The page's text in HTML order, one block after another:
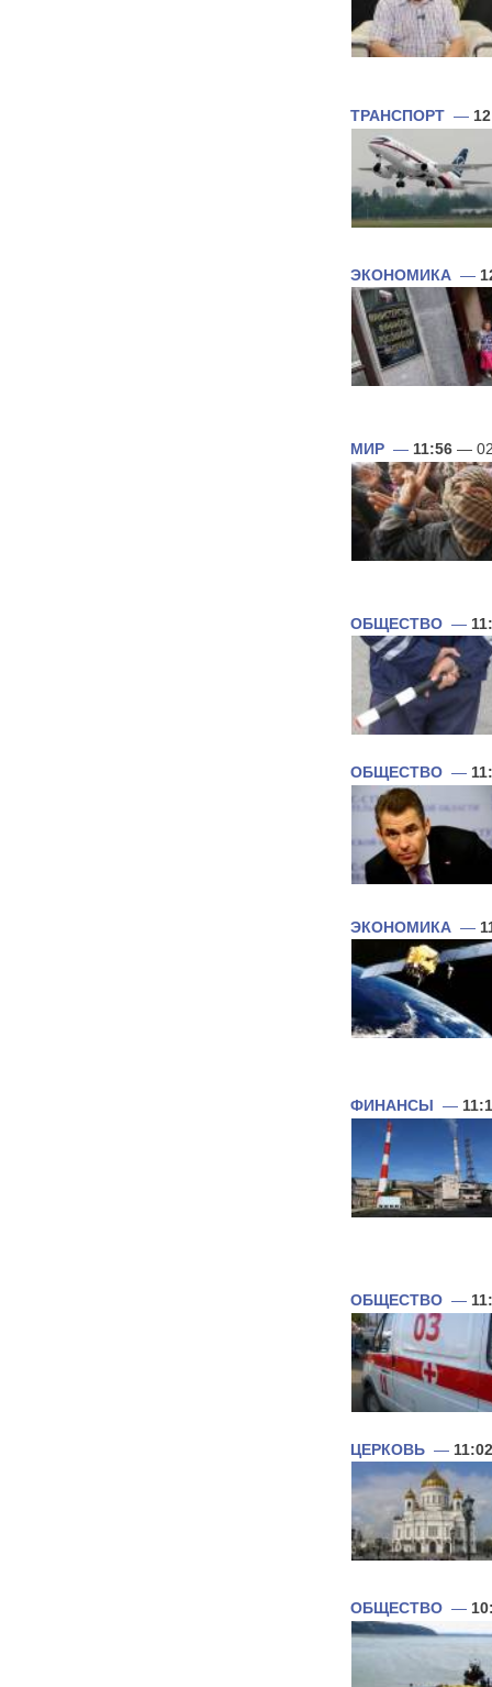
ТРАНСПОРТ —
ЭКОНОМИКА —
МИР — 11:56 —
ОБЩЕСТВО —
ОБЩЕСТВО —
ЭКОНОМИКА —
ФИНАНСЫ —
ОБЩЕСТВО —
ЦЕРКОВЬ — 11:02
ОБЩЕСТВО —